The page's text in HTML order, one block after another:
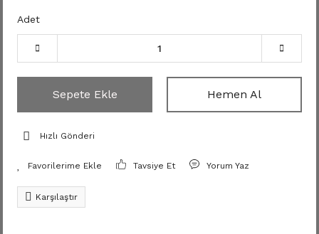
Adet
Sepete Ekle Hemen Al
Hızlı Gönderi
Tavsiye Et Yorum Yaz
Karşılaştır